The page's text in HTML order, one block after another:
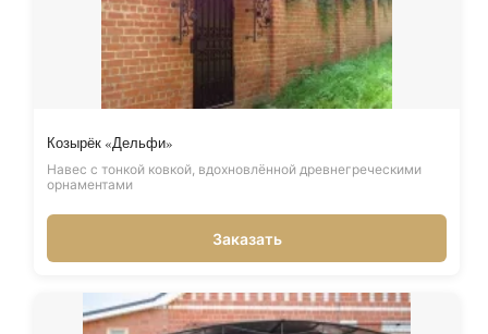
Козырёк «Дельфи»
Навес с тонкой ковкой, вдохновлённой древнегреческими
орнаментами
Заказать